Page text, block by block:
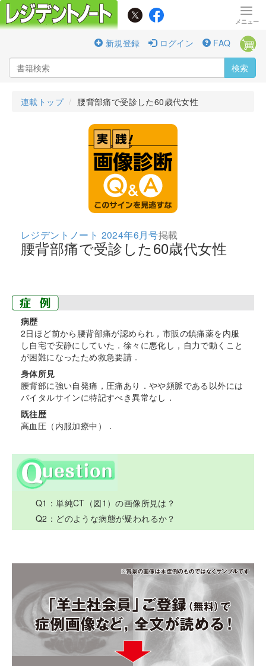
新規登録 ログイン FAQ
検索
連載トップ 腰背部痛で受診した60歳代女性
レジデントノート 2024年6月号掲載
腰背部痛で受診した60歳代女性
病歴
2日ほど前から腰背部痛が認められ，市販の鎮痛薬を内服
し自宅で安静にしていた．徐々に悪化し，自力で動くこと
が困難になったため救急要請．
身体所見
腰背部に強い自発痛，圧痛あり．やや頻脈である以外には
バイタルサインに特記すべき異常なし．
既往歴
高血圧（内服加療中）．
Q1：単純CT（図1）の画像所見は？
Q2：どのような病態が疑われるか？